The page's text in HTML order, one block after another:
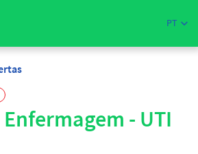
PT
- UTI